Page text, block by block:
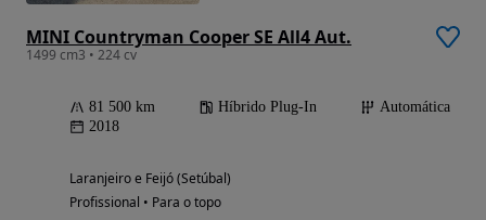
MINI Countryman Cooper SE All4 Aut.
1499 cm3 • 224 cv
81 500 km Híbrido Plug-In
Automática
2018
Laranjeiro e Feijó (Setúbal)
Profissional • Para o topo